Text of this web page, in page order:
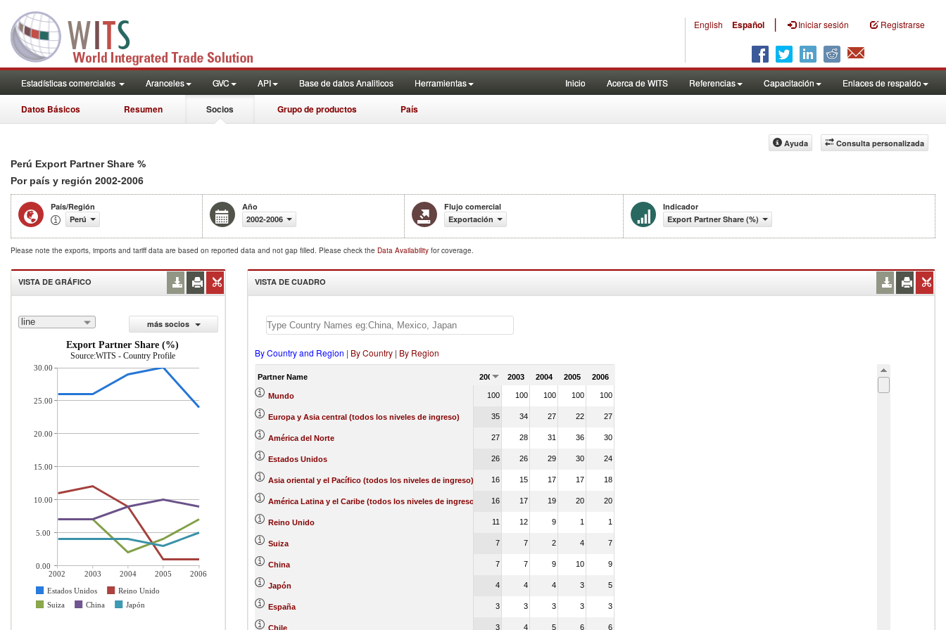
English Español | Iniciar sesión Registrarse
Estadísticas comerciales Aranceles GVC API Base de datos Analiticos Herramientas Inicio Acerca de WITS Referencias Capacitación Enlaces de respaldo
Datos Básicos Resumen Socios Grupo de productos País
Consulta personalizada
Ayuda
Perú Export Partner Share %
Por país y región 2002-2006
País/Región
Perú
Año
2002-2006
Flujo comercial
Exportación
Indicador
Export Partner Share (%)
Please note the exports, imports and tariff data are based on reported data and not gap filled. Please check the Data Availability for coverage.
VISTA DE GRÁFICO
line
más socios
Export Partner Share (%)
Source:WITS - Country Profile
2002 2003 2004 2005
2006
Estados Unidos
Reino Unido
Suiza
China Japón
30.00
25.00
20.00
15.00
10.00
5.00
0.00
VISTA DE CUADRO
By Country and Region | By Country | By Region
Partner Name 2002 2003 2004 2005 2006
Mundo 100 100 100 100 100
Europa y Asia central (todos los niveles de ingreso) 35 34 27 22 27
América del Norte 27 28 31 36 30
Estados Unidos 26 26 29 30 24
Asia oriental y el Pacífico (todos los niveles de ingreso) 16 15 17 17 18
América Latina y el Caribe (todos los niveles de ingreso) 16 17 19 20 20
Reino Unido 11 12 9 1 1
Suiza 7 7 2 4 7
China 7 7 9 10 9
Japón 4 4 4 3 5
España 3 3 3 3 3
Chile 3 4 5 6 6